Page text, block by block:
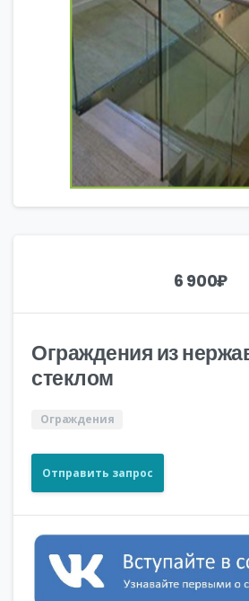
6 900₽
Ограждения из
стеклом
Ограждения
Отправить запрос